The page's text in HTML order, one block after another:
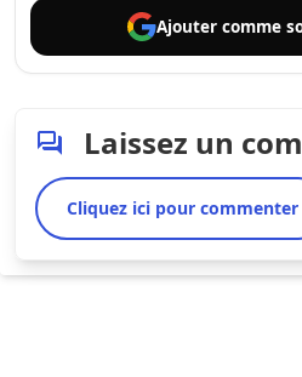
Ajouter comme
Laissez un
Cliquez ici pour commenter